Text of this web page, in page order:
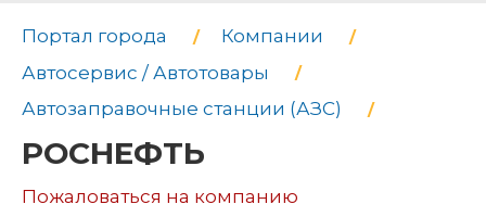
Портал города
Компании
Автосервис / Автотовары
Автозаправочные станции (АЗС)
РОСНЕФТЬ
Пожаловаться на компанию